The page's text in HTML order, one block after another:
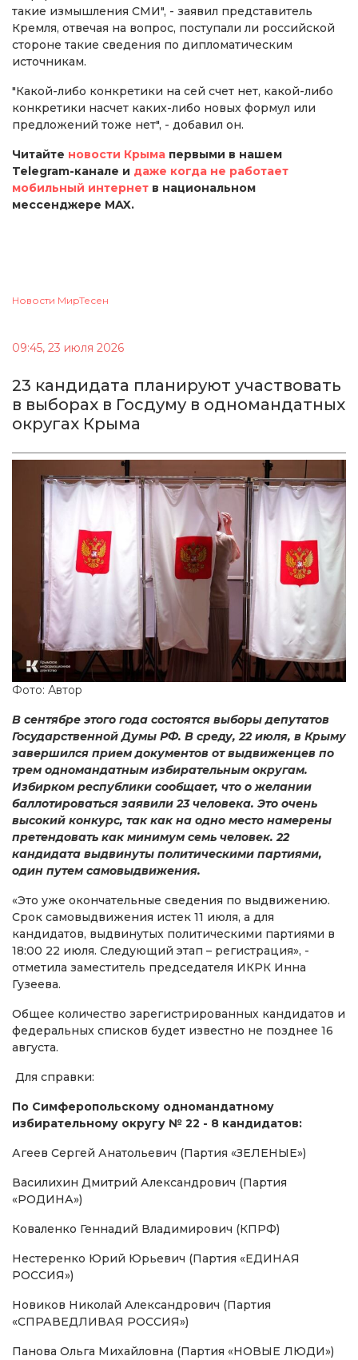
такие измышления СМИ", - заявил представитель
Кремля, отвечая на вопрос, поступали ли российской
стороне такие сведения по дипломатическим
источникам.
"Какой-либо конкретики на сей счет нет, какой-либо
конкретики насчет каких-либо новых формул или
предложений тоже нет", - добавил он.
Читайте новости Крыма первыми в нашем
Telegram-канале и даже когда не работает
мобильный интернет в национальном
мессенджере MAX.
Новости МирТесен
09:45, 23 июля 2026
23 кандидата планируют участвовать
в выборах в Госдуму в одномандатных
округах Крыма
Фото: Автор
В сентябре этого года состоятся выборы депутатов
Государственной Думы РФ. В среду, 22 июля, в Крыму
завершился прием документов от выдвиженцев по
трем одномандатным избирательным округам.
Избирком республики сообщает, что о желании
баллотироваться заявили 23 человека. Это очень
высокий конкурс, так как на одно место намерены
претендовать как минимум семь человек. 22
кандидата выдвинуты политическими партиями,
один путем самовыдвижения.
«Это уже окончательные сведения по выдвижению.
Срок самовыдвижения истек 11 июля, а для
кандидатов, выдвинутых политическими партиями в
18:00 22 июля. Следующий этап – регистрация», -
отметила заместитель председателя ИКРК Инна
Гузеева.
Общее количество зарегистрированных кандидатов и
федеральных списков будет известно не позднее 16
августа.
Для справки:
По Симферопольскому одномандатному
избирательному округу № 22 - 8 кандидатов:
Агеев Сергей Анатольевич (Партия «ЗЕЛЕНЫЕ»)
Василихин Дмитрий Александрович (Партия
«РОДИНА»)
Коваленко Геннадий Владимирович (КПРФ)
Нестеренко Юрий Юрьевич (Партия «ЕДИНАЯ
РОССИЯ»)
Новиков Николай Александрович (Партия
«СПРАВЕДЛИВАЯ РОССИЯ»)
Панова Ольга Михайловна (Партия «НОВЫЕ ЛЮДИ»)